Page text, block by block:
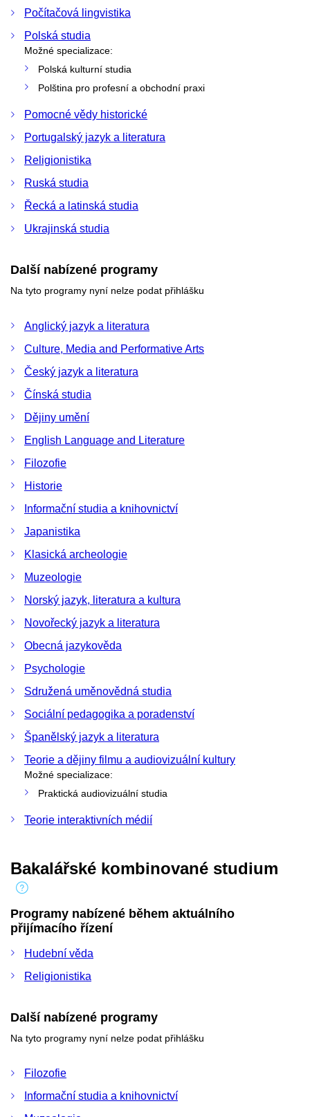
Počítačová lingvistika
Polská studia
Možné specializace:
Polská kulturní studia
Polština pro profesní a obchodní praxi
Pomocné vědy historické
Portugalský jazyk a literatura
Religionistika
Ruská studia
Řecká a latinská studia
Ukrajinská studia
Další nabízené programy
Na tyto programy nyní nelze podat přihlášku
Anglický jazyk a literatura
Culture, Media and Performative Arts
Český jazyk a literatura
Čínská studia
Dějiny umění
English Language and Literature
Filozofie
Historie
Informační studia a knihovnictví
Japanistika
Klasická archeologie
Muzeologie
Norský jazyk, literatura a kultura
Novořecký jazyk a literatura
Obecná jazykověda
Psychologie
Sdružená uměnovědná studia
Sociální pedagogika a poradenství
Španělský jazyk a literatura
Teorie a dějiny filmu a audiovizuální kultury
Možné specializace:
Praktická audiovizuální studia
Teorie interaktivních médií
Bakalářské kombinované studium
Programy nabízené během aktuálního
přijímacího řízení
Hudební věda
Religionistika
Další nabízené programy
Na tyto programy nyní nelze podat přihlášku
Filozofie
Informační studia a knihovnictví